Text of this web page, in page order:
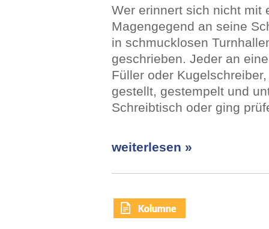
Wer erinnert sich nicht mit
Magengegend an seine
in schmucklosen
geschrieben. Jeder an
Füller oder
gestellt, gestempelt und
Schreibtisch oder ging
weiterlesen »